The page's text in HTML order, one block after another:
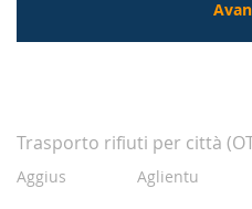
Trasporto rifiuti per città
Aggius Aglientu